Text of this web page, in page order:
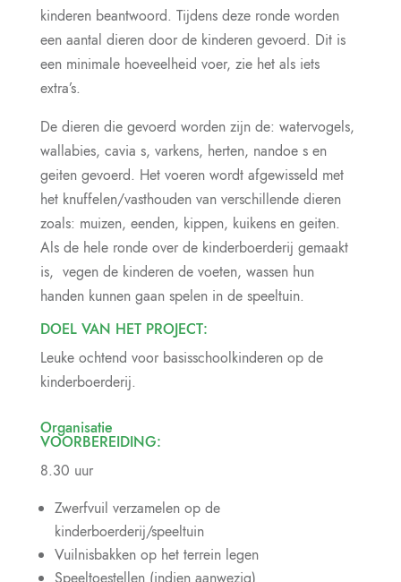
kinderen beantwoord. Tijdens deze ronde worden
een aantal dieren door de kinderen gevoerd. Dit is
een minimale hoeveelheid voer, zie het als iets
extra’s.
De dieren die gevoerd worden zijn de: watervogels,
wallabies, cavia s, varkens, herten, nandoe s en
geiten gevoerd. Het voeren wordt afgewisseld met
het knuffelen/vasthouden van verschillende dieren
zoals: muizen, eenden, kippen, kuikens en geiten.
Als de hele ronde over de kinderboerderij gemaakt
is, vegen de kinderen de voeten, wassen hun
handen kunnen gaan spelen in de speeltuin.
DOEL VAN HET PROJECT:
Leuke ochtend voor basisschoolkinderen op de
kinderboerderij.
Organisatie
VOORBEREIDING:
8.30 uur
Zwerfvuil verzamelen op de
kinderboerderij/speeltuin
Vuilnisbakken op het terrein legen